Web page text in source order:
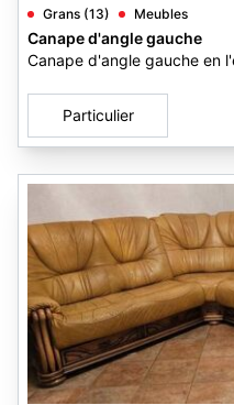
Grans (13) Meubles
Canape d'angle gauche
Canape d'angle gauche en
Particulier